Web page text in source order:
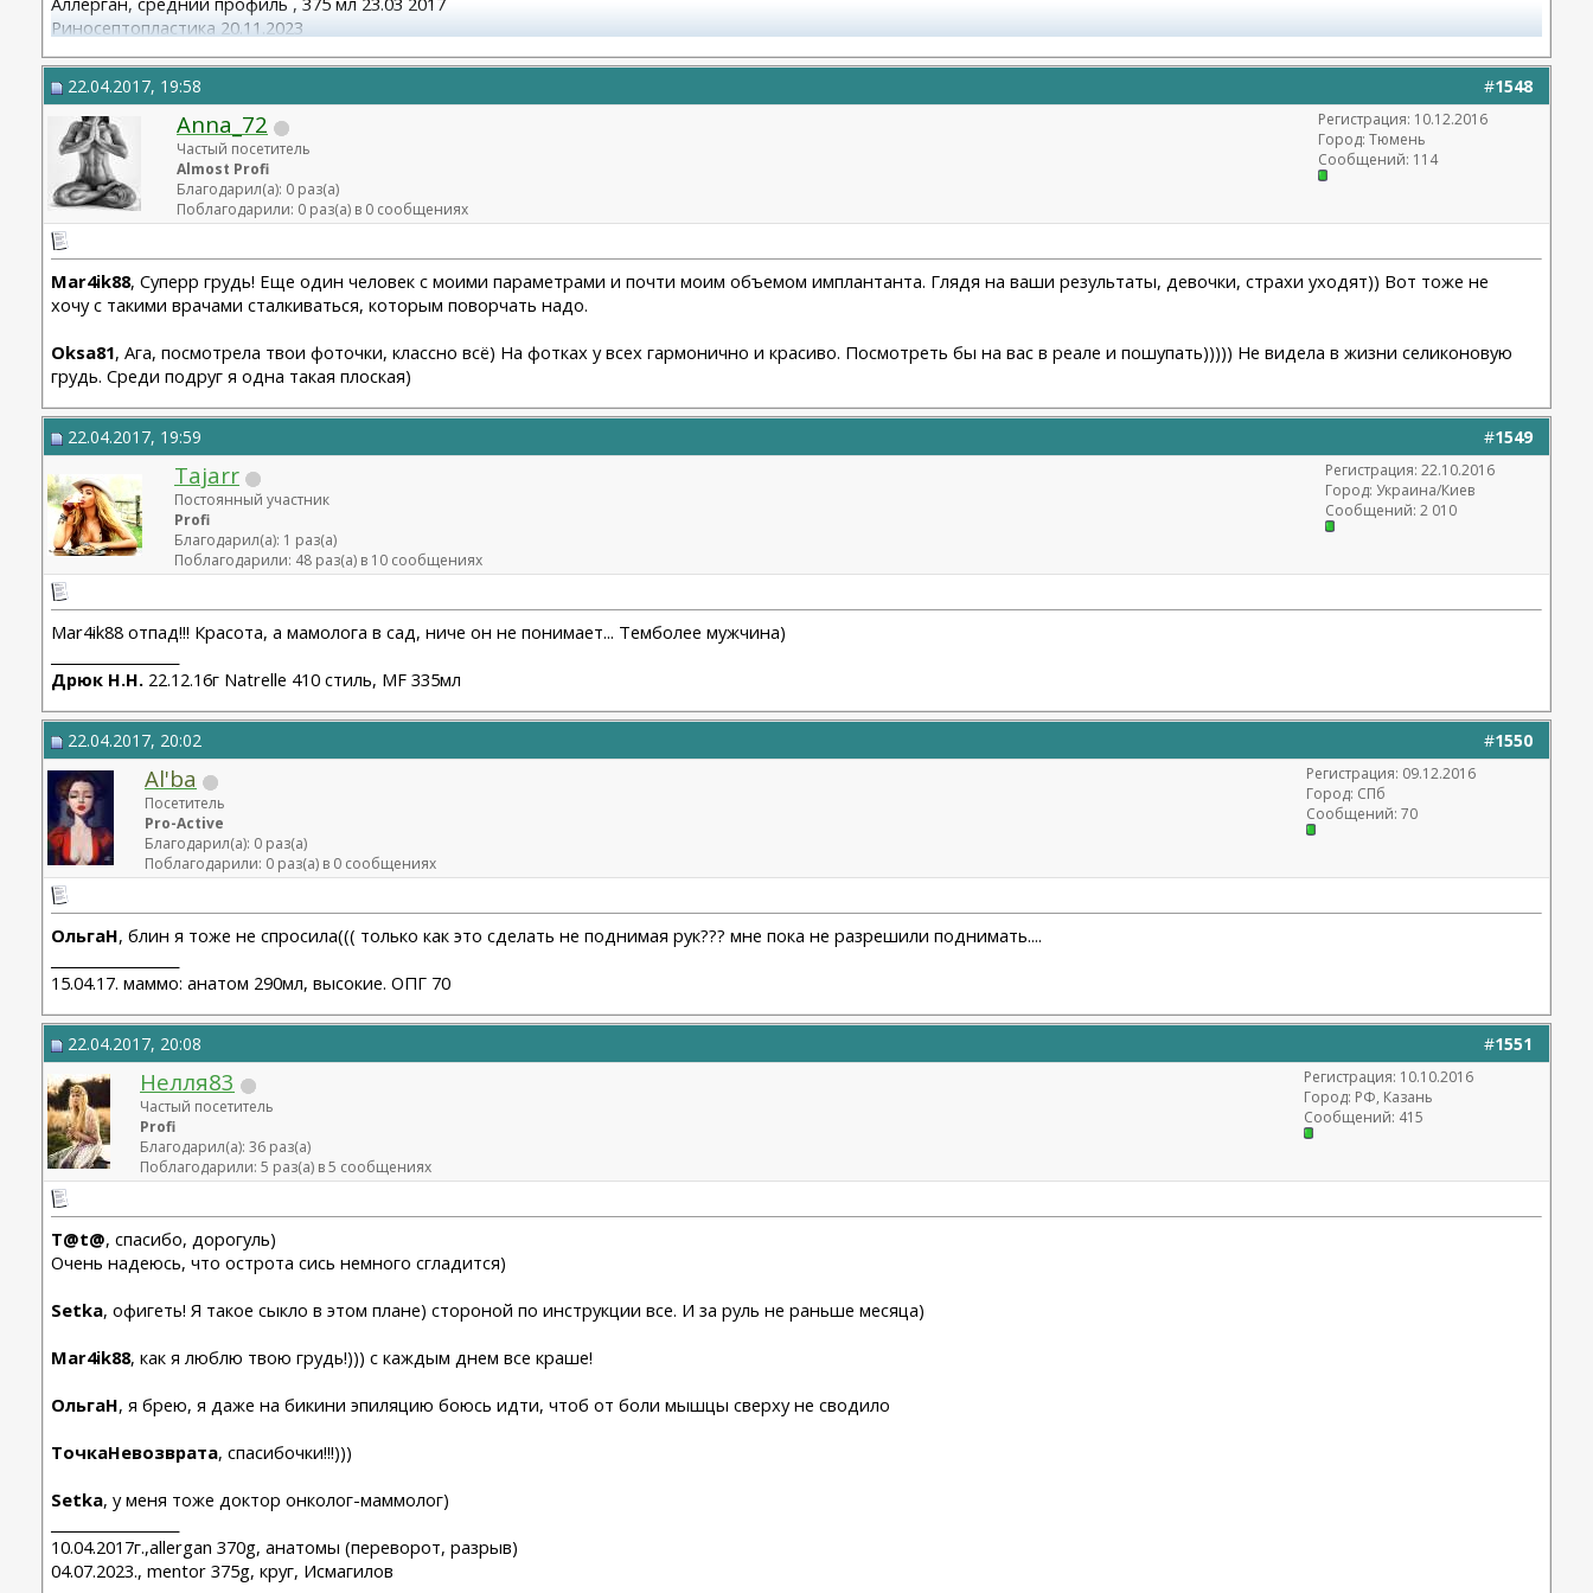
Риносептопластика 20.11.2023
Матива 320 24.06.2025
вторичная ринопластик 24.06.2025
#1548
22.04.2017, 19:58
Anna_72
Частый посетитель
Almost Profi
Благодарил(а): 0 раз(а)
Поблагодарили: 0 раз(а) в 0 сообщениях
Регистрация: 10.12.2016
Город: Тюмень
Сообщений: 114
Mar4ik88, Суперр грудь! Еще один человек с моими параметрами и почти моим объемом имплантанта. Глядя на ваши результаты, девочки, страхи уходят)) Вот тоже не
хочу с такими врачами сталкиваться, которым поворчать надо.
Oksa81, Ага, посмотрела твои фоточки, классно всё) На фотках у всех гармонично и красиво. Посмотреть бы на вас в реале и пошупать))))) Не видела в жизни селиконовую
грудь. Среди подруг я одна такая плоская)
#1549
22.04.2017, 19:59
Tajarr
Постоянный участник
Profi
Благодарил(а): 1 раз(а)
Поблагодарили: 48 раз(а) в 10 сообщениях
Регистрация: 22.10.2016
Город: Украина/Киев
Сообщений: 2 010
Mar4ik88 отпад!!! Красота, а мамолога в сад, ниче он не понимает... Темболее мужчина)
Дрюк Н.Н. 22.12.16г Natrelle 410 стиль, MF 335мл
#1550
22.04.2017, 20:02
Al'ba
Посетитель
Pro-Active
Благодарил(а): 0 раз(а)
Поблагодарили: 0 раз(а) в 0 сообщениях
Регистрация: 09.12.2016
Город: СПб
Сообщений: 70
ОльгаН, блин я тоже не спросила((( только как это сделать не поднимая рук??? мне пока не разрешили поднимать....
15.04.17. маммо: анатом 290мл, высокие. ОПГ 70
#1551
22.04.2017, 20:08
Нелля83
Частый посетитель
Profi
Благодарил(а): 36 раз(а)
Поблагодарили: 5 раз(а) в 5 сообщениях
Регистрация: 10.10.2016
Город: РФ, Казань
Сообщений: 415
T@t@, спасибо, дорогуль)
Очень надеюсь, что острота сись немного сгладится)
Setka, офигеть! Я такое сыкло в этом плане) стороной по инструкции все. И за руль не раньше месяца)
Mar4ik88, как я люблю твою грудь!))) с каждым днем все краше!
ОльгаН, я брею, я даже на бикини эпиляцию боюсь идти, чтоб от боли мышцы сверху не сводило
ТочкаНевозврата, спасибочки!!!)))
Setka, у меня тоже доктор онколог-маммолог)
10.04.2017г.,allergan 370g, анатомы (переворот, разрыв)
04.07.2023., mentor 375g, круг, Исмагилов